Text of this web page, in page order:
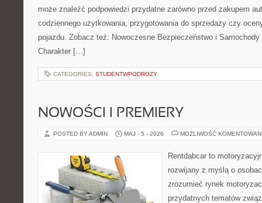
może znaleźć podpowiedzi przydatne zarówno przed zakupem
codziennego użytkowania, przygotowania do sprzedaży czy
pojazdu. Zobacz też: Nowoczesne Bezpieczeństwo i
Charakter […]
CATEGORIES: STUDENTWPODROZY
NOWOŚCI I PREMIERY
POSTED BY ADMIN MAJ - 5 - 2026 MOŻLIWOŚĆ
Rentdabcar to
rozwijany z myślą o
zrozumieć rynek
przydatnych tematów